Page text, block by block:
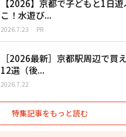
【2026】京都で子どもと1日
こ！水遊び...
2026.7.23 PR
［2026最新］京都駅周辺で買
12選（後...
2026.7.22
特集記事をもっと読む